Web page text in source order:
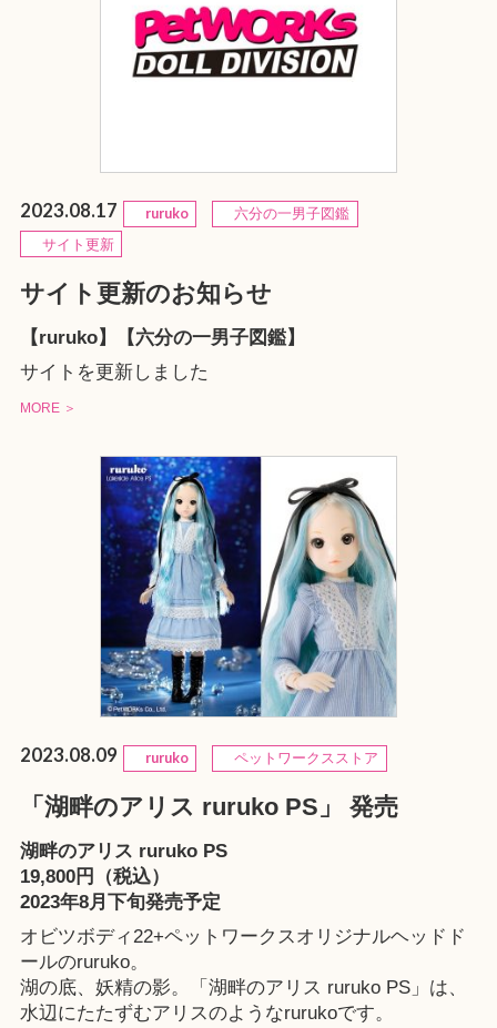
2023.08.17 ruruko
六分の一男子図鑑
サイト更新
サイト更新のお知らせ
【ruruko】【六分の一男子図鑑】
サイトを更新しました
MORE ＞
2023.08.09 ruruko ペットワークスストア
「湖畔のアリス ruruko PS」 発売
湖畔のアリス ruruko PS
19,800円（税込）
2023年8月下旬発売予定
オビツボディ22+ペットワークスオリジナルヘッドド
ールのruruko。
湖の底、妖精の影。「湖畔のアリス ruruko PS」は、
水辺にたたずむアリスのようなrurukoです。